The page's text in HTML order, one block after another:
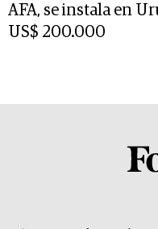
AFA, se instala en
US$ 200.000